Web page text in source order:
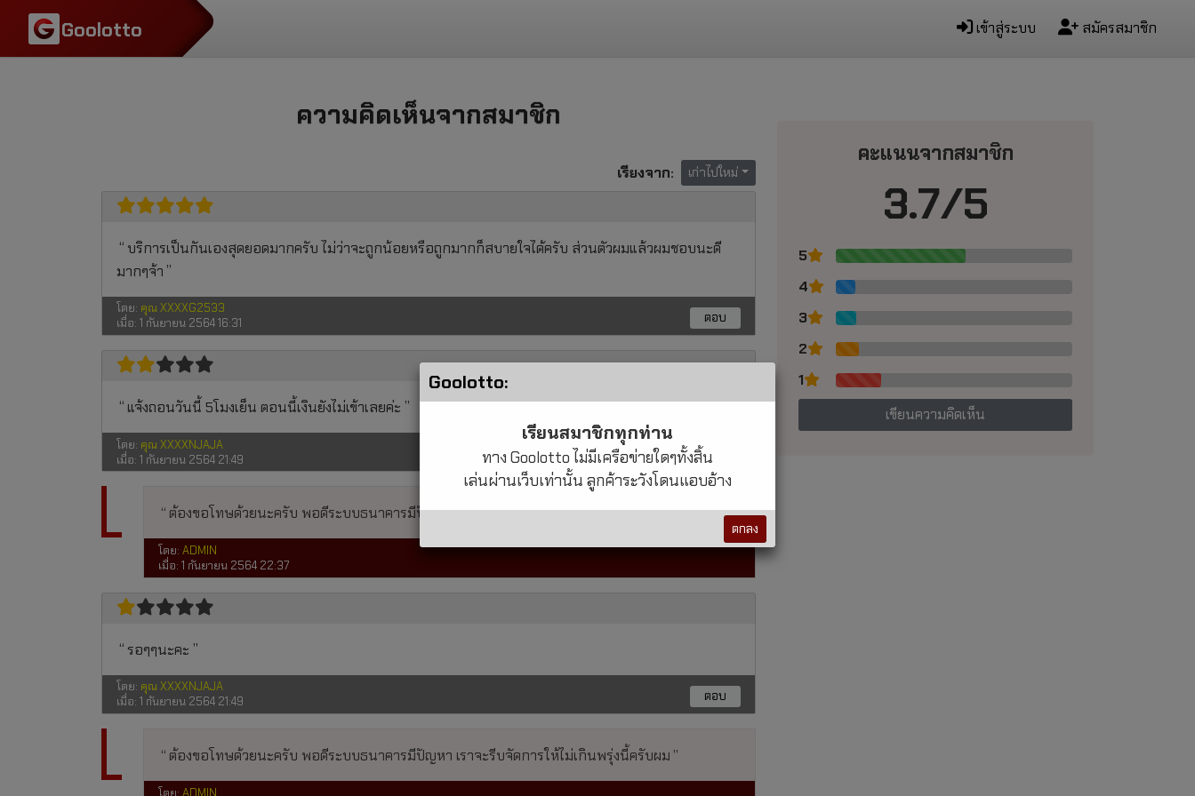
ข้ามไปที่เนื้อหา
Goolotto เข้าสู่ระบบ สมัครสมาชิก
ความคิดเห็นจากสมาชิก
เรียงจาก: เก่าไปใหม่
บริการเป็นกันเองสุดยอดมากครับ ไม่ว่าจะถูกน้อยหรือถูกมากก็สบายใจได้ครับ ส่วนตัวผมแล้วผมชอบนะดี
มากๆจ้า
โดย: คุณ XXXXG2533
เมื่อ: 1 กันยายน 2564 16:31 ตอบ
แจ้งถอนวันนี้ 5โมงเย็น ตอนนี้เงินยังไม่เข้าเลยค่ะ
โดย: คุณ XXXXNJAJA
เมื่อ: 1 กันยายน 2564 21:49 ตอบ
ต้องขอโทษด้วยนะครับ พอดีระบบธนาคารมีปัญหา เราจะรีบจัดการให้ไม่เกินพรุ่งนี้ครับผม
โดย: ADMIN
เมื่อ: 1 กันยายน 2564 22:37
รอๆๆนะคะ
โดย: คุณ XXXXNJAJA
เมื่อ: 1 กันยายน 2564 21:49 ตอบ
ต้องขอโทษด้วยนะครับ พอดีระบบธนาคารมีปัญหา เราจะรีบจัดการให้ไม่เกินพรุ่งนี้ครับผม
โดย: ADMIN
คะแนนจากสมาชิก
3.7/5
5
4
3
2
1
เขียนความคิดเห็น
Goolotto:
เรียนสมาชิกทุกท่าน
ทาง Goolotto ไม่มีเครือข่ายใดๆทั้งสิ้น
เล่นผ่านเว็บเท่านั้น ลูกค้าระวังโดนแอบอ้าง
ตกลง